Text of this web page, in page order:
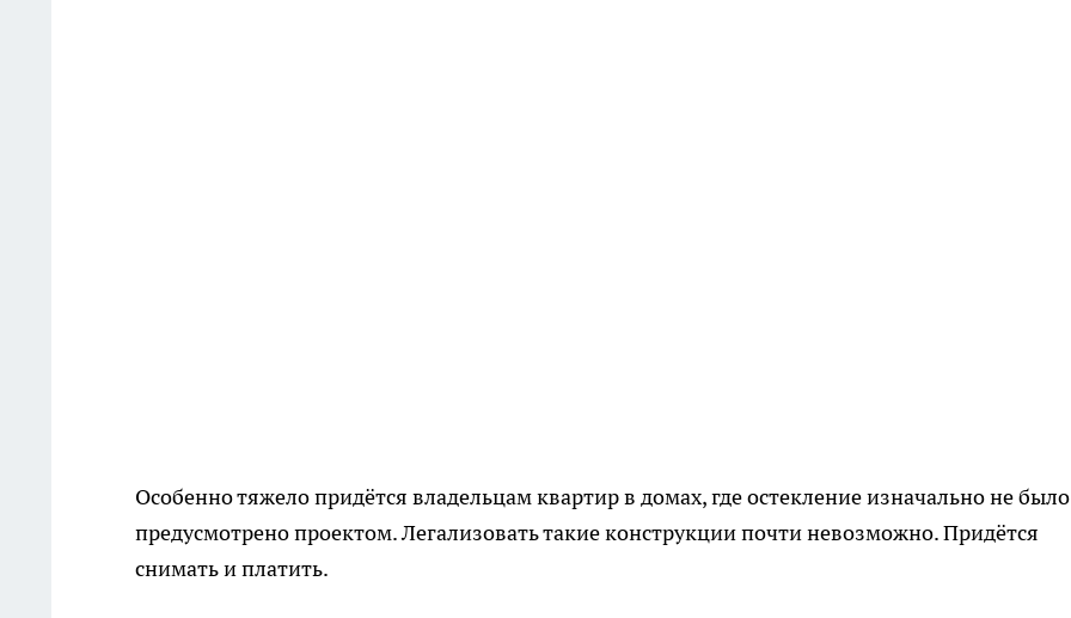
Особенно тяжело придётся владельцам квартир в домах, где остекление изначально не было
предусмотрено проектом. Легализовать такие конструкции почти невозможно. Придётся
снимать и платить.